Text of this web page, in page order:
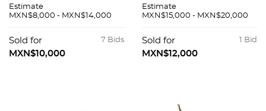
en bronce patinado
Firmada, fechada y
seriada.
Estimate
MXN$8,000 - MXN$14,000
7 Bids
Sold for
MXN$10,000
Fundición en bronce
de mármol. Firmada,
fechada y numerada
Estimate
MXN$15,000 - MXN$20,000
1 Bid
Sold for
MXN$12,000